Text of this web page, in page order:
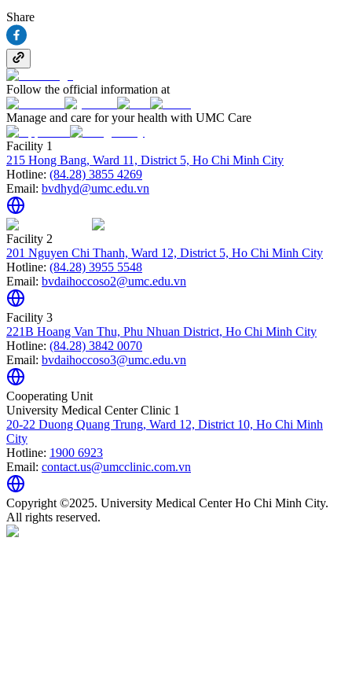
Share
Follow the official information at
Manage and care for your health with UMC Care
Facility 1
215 Hong Bang, Ward 11, District 5, Ho Chi Minh City
Hotline: (84.28) 3855 4269
Email: bvdhyd@umc.edu.vn
Facility 2
201 Nguyen Chi Thanh, Ward 12, District 5, Ho Chi Minh City
Hotline: (84.28) 3955 5548
Email: bvdaihoccoso2@umc.edu.vn
Facility 3
221B Hoang Van Thu, Phu Nhuan District, Ho Chi Minh City
Hotline: (84.28) 3842 0070
Email: bvdaihoccoso3@umc.edu.vn
Cooperating Unit
University Medical Center Clinic 1
20-22 Duong Quang Trung, Ward 12, District 10, Ho Chi Minh
City
Hotline: 1900 6923
Email: contact.us@umcclinic.com.vn
Copyright ©2025. University Medical Center Ho Chi Minh City.
All rights reserved.